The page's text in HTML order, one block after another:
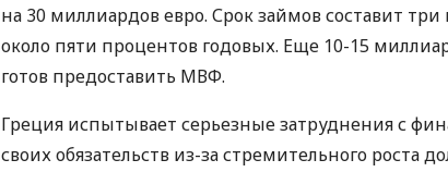
на 30 миллиардов евро. Срок займов составит три
около пяти процентов годовых. Еще 10-15
готов предоставить МВФ.
Греция испытывает серьезные затруднения с
своих обязательств из-за стремительного роста